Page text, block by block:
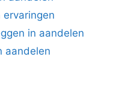
ervaringen
in aandelen
aandelen